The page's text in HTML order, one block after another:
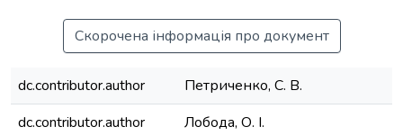
Скорочена інформація про документ
dc.contributor.author
Петриченко, С. В.
dc.contributor.author
Лобода, О. І.